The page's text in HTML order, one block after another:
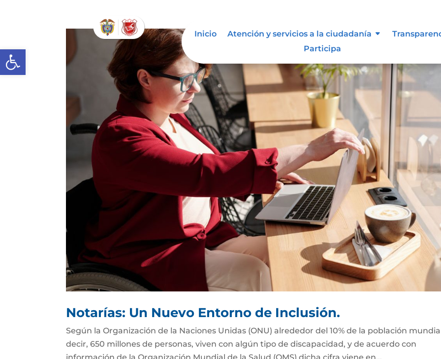
Abrir barra de herramientas
Inicio Atención y servicios a la ciudadanía
Participa
Notarías: Un Nuevo Entorno de Inclusión.
Según la Organización de la Naciones Unidas (ONU) alrededor del 10% de la población
decir, 650 millones de personas, viven con algún tipo de discapacidad, y de acuerdo con